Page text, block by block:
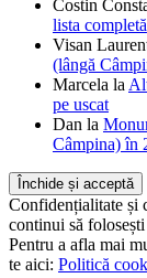
Costin
lista completă
Visan
(lângă
Marcela la
pe uscat
Dan la
Câmpina) în
Confidențialitate și
continui să
Pentru a afla mai
te aici: Politică